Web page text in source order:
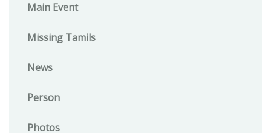
Main Event
Missing Tamils
News
Person
Photos